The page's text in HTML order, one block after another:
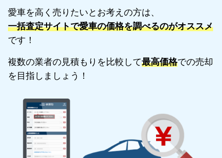
愛車を高く売りたいとお考えの方は、
一括査定サイトで愛車の価格を調べるのがオススメ
です！
複数の業者の見積もりを比較して最高価格での売却
を目指しましょう！